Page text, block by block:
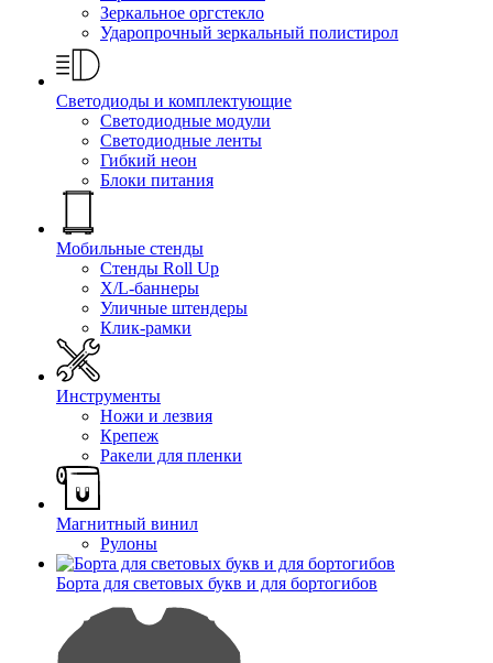
Зеркальное оргстекло
Ударопрочный зеркальный полистирол
Светодиоды и комплектующие
Светодиодные модули
Светодиодные ленты
Гибкий неон
Блоки питания
Мобильные стенды
Стенды Roll Up
X/L-баннеры
Уличные штендеры
Клик-рамки
Инструменты
Ножи и лезвия
Крепеж
Ракели для пленки
Магнитный винил
Рулоны
Борта для световых букв и для бортогибов